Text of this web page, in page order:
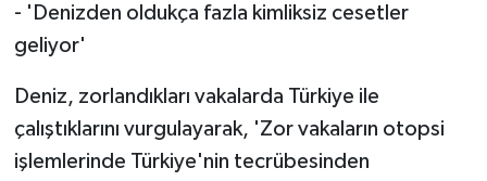
- 'Denizden oldukça fazla kimliksiz cesetler
geliyor'
Deniz, zorlandıkları vakalarda Türkiye ile
çalıştıklarını vurgulayarak, 'Zor vakaların otopsi
işlemlerinde Türkiye'nin tecrübesinden